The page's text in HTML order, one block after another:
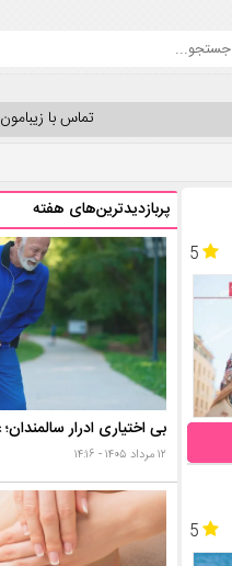
تماس با زیبامون
5
5
پربازدیدترین‌های هفته
۱۲ مرداد ۱۴۰۵ - ۱۴:۱۶